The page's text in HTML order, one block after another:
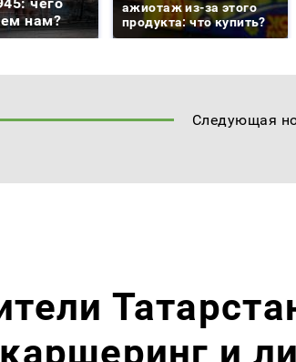
чего
нам?
ажиотаж из-за этого
продукта: что купить?
Следующая
и